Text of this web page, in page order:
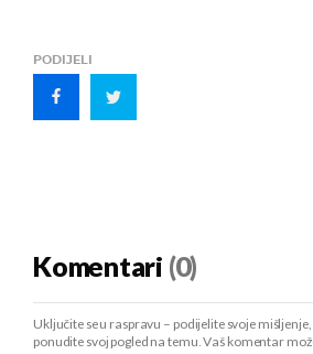
PODIJELI
Komentari (0)
Uključite se u raspravu – podijelite svoje
ponudite svoj pogled na temu. Vaš komentar